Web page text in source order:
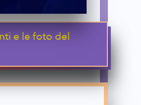
e le foto del